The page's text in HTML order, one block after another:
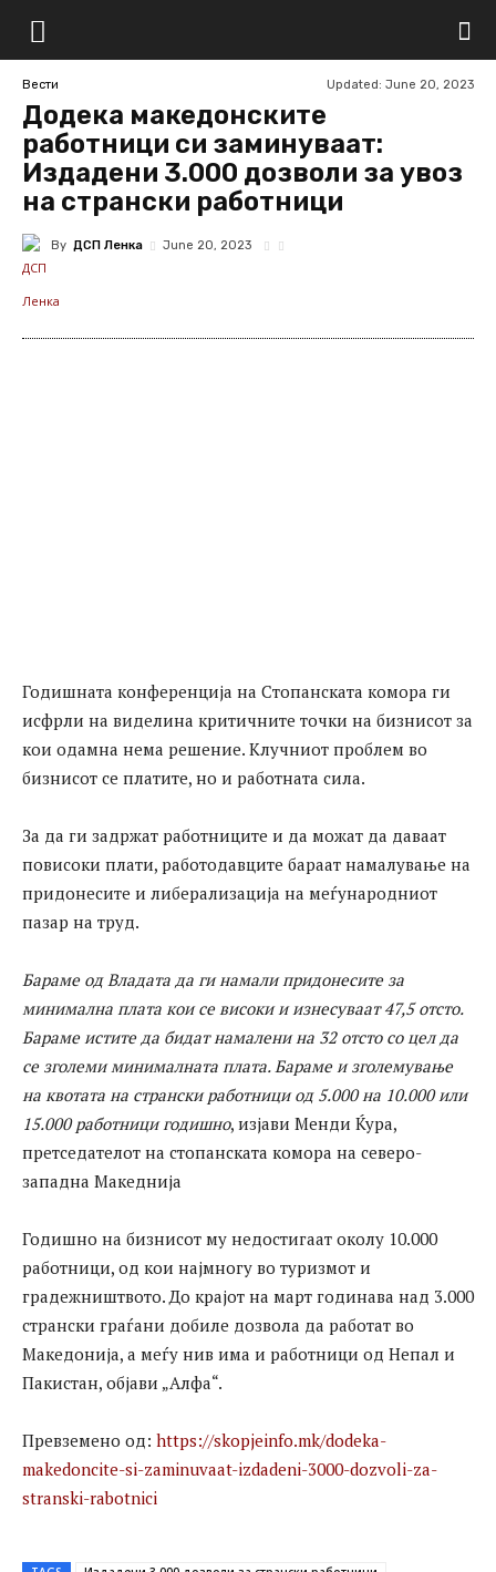
Вести Updated: June 20, 2023
Додека македонските
работници си заминуваат:
Издадени 3.000 дозволи за увоз
на странски работници
By ДСП Ленка June 20, 2023
Годишната конференција на Стопанската комора ги
исфрли на виделина критичните точки на бизнисот за
кои одамна нема решение. Клучниот проблем во
бизнисот се платите, но и работната сила.
За да ги задржат работниците и да можат да даваат
повисоки плати, работодавците бараат намалување на
придонесите и либерализација на меѓународниот
пазар на труд.
Бараме од Владата да ги намали придонесите за
минимална плата кои се високи и изнесуваат 47,5 отсто.
Бараме истите да бидат намалени на 32 отсто со цел да
се зголеми минималната плата. Бараме и зголемување
на квотата на странски работници од 5.000 на 10.000 или
15.000 работници годишно, изјави Менди Ќура,
претседателот на стопанската комора на северо-
западна Македнија
Годишно на бизнисот му недостигаат околу 10.000
работници, од кои најмногу во туризмот и
градежништвото. До крајот на март годинава над 3.000
странски граѓани добиле дозвола да работат во
Македонија, а меѓу нив има и работници од Непал и
Пакистан, објави „Алфа“.
Превземено од: https://skopjeinfo.mk/dodeka-
makedoncite-si-zaminuvaat-izdadeni-3000-dozvoli-za-
stranski-rabotnici